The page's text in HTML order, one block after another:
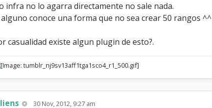
infra no lo agarra directamente no sale nada.
alguno conoce una forma que no sea crear 50 rangos ^^
casualidad existe algun plugin de esto?.
30 Nov, 2012, 9:27 am